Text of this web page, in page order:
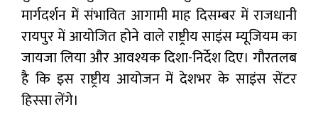
मार्गदर्शन में संभावित आगामी माह दिसम्बर में राजधानी
रायपुर में आयोजित होने वाले राष्ट्रीय साइंस म्यूजियम का
जायजा लिया और आवश्यक दिशा-निर्देश दिए। गौरतलब
है कि इस राष्ट्रीय आयोजन में देशभर के साइंस सेंटर
हिस्सा लेंगे।